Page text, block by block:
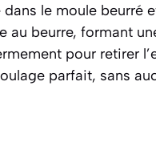
le moule beurré
au beurre, formant
pour retirer
parfait, sans